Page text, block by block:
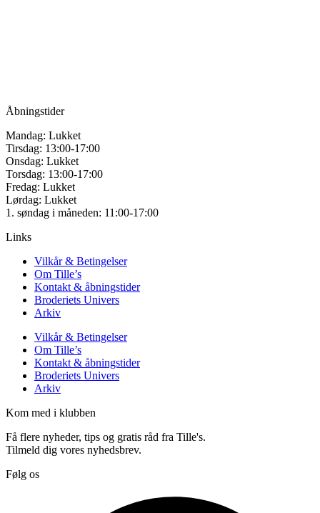
Åbningstider
Mandag: Lukket
Tirsdag: 13:00-17:00
Onsdag: Lukket
Torsdag: 13:00-17:00
Fredag: Lukket
Lørdag: Lukket
1. søndag i måneden: 11:00-17:00
Links
Vilkår & Betingelser
Om Tille’s
Kontakt & åbningstider
Broderiets Univers
Arkiv
Vilkår & Betingelser
Om Tille’s
Kontakt & åbningstider
Broderiets Univers
Arkiv
Kom med i klubben
Få flere nyheder, tips og gratis råd fra Tille's.
Tilmeld dig vores nyhedsbrev.
Følg os